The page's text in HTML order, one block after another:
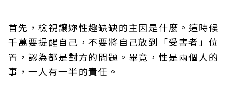
首先，檢視讓妳性趣缺缺的主因是什麼。這時候
千萬要提醒自己，不要將自己放到「受害者」位
置，認為都是對方的問題。畢竟，性是兩個人的
事，一人有一半的責任。